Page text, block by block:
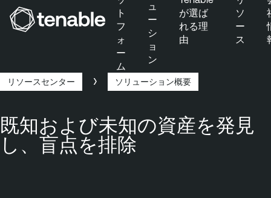
メインナビゲーションにスキップ
メインコンテンツにスキップ
フッターにスキップ
ト
フ
ォ
ー
ム
ュ
ー
シ
ョ
ン
が選ば
れる理
由
ソ
ー
ス
Breadcrumb
リソースセンター ソリューション概要
既知および未知の資産を発見
し、盲点を排除